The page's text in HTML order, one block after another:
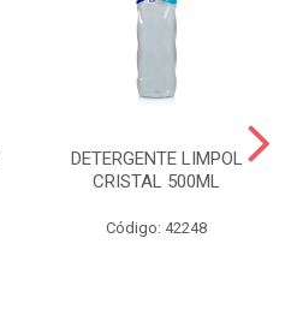
DETERGENTE LIMPOL
CRISTAL 500ML
Código: 42248